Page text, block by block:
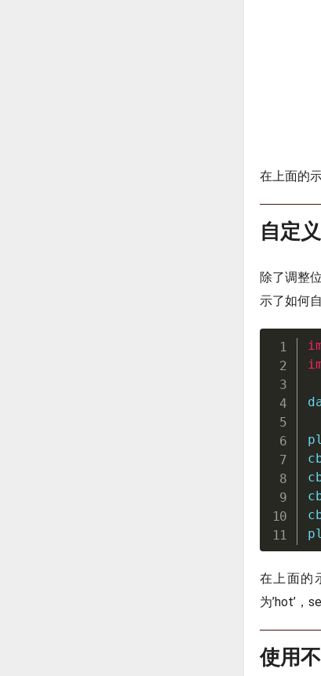
在上面的
自定
除了调整
示了如何
在上面的
为’hot’，
使用